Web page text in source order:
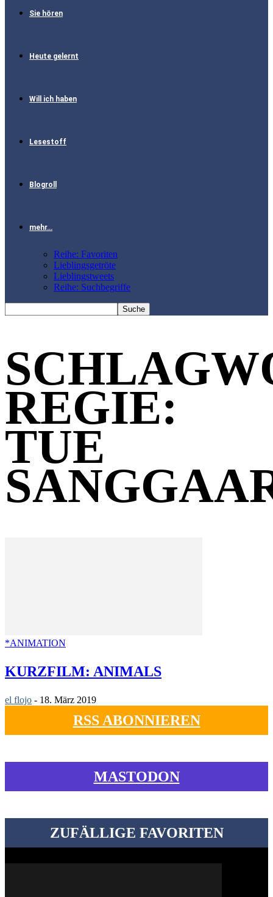
Sie hören
Heute gelernt
Will ich haben
Lesestoff
Blogroll
mehr…
Reihe: Favoriten
Lieblingsgetröte
Lieblingstweets
Reihe: Suchbegriffe
REGIE:
TUE
*ANIMATION
KURZFILM: ANIMALS
el flojo - 18. März 2019
RSS ABONNIEREN
MASTODON
ZUFÄLLIGE FAVORITEN